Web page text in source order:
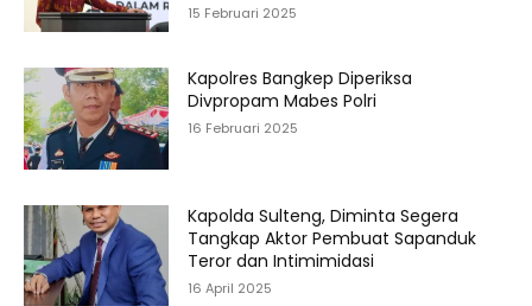
15 Februari 2025
Kapolres Bangkep Diperiksa
Divpropam Mabes Polri
16 Februari 2025
Kapolda Sulteng, Diminta Segera
Tangkap Aktor Pembuat Sapanduk
Teror dan Intimimidasi
16 April 2025